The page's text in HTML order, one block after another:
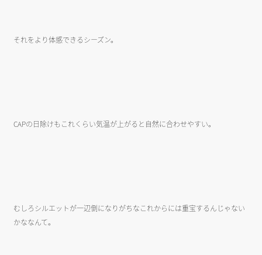
それをより体感できるシーズン。
CAPの日除けもこれくらい気温が上がると自然に合わせやすい。
むしろシルエットが一辺倒になりがちなこれからには重宝するんじゃない
かななんて。